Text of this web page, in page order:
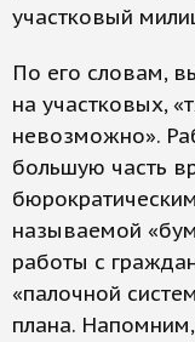
участковый
По его словам,
на участковых,
невозможно».
большую часть
называемой
работы с
«палочной
плана.